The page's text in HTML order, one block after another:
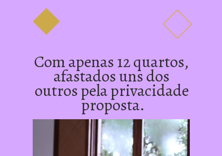
Com apenas 12 quartos,
afastados uns dos
outros pela privacidade
proposta.